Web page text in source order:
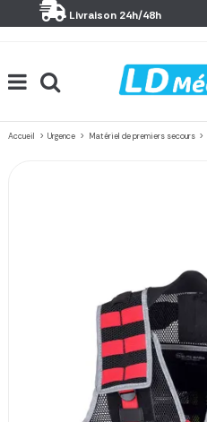
Livraison 24h/48h
Accueil Urgence Matériel de premiers secours
Panneau de gestion des cookies